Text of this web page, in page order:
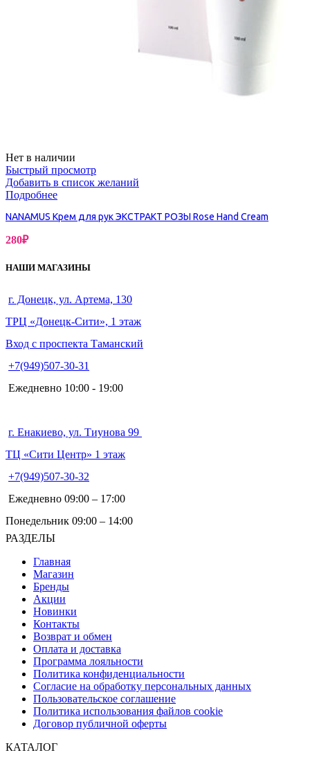
Нет в наличии
Быстрый просмотр
Добавить в список желаний
Подробнее
NANAMUS Крем для рук ЭКСТРАКТ РОЗЫ Rose Hand Cream
280₽
НАШИ МАГАЗИНЫ
г. Донецк, ул. Артема, 130
ТРЦ «Донецк-Сити», 1 этаж
Вход с проспекта Таманский
+7(949)507-30-31
Ежедневно 10:00 - 19:00
г. Енакиево, ул. Тиунова 99
ТЦ «Сити Центр» 1 этаж
+7(949)507-30-32
Ежедневно 09:00 – 17:00
Понедельник 09:00 – 14:00
РАЗДЕЛЫ
Главная
Магазин
Бренды
Акции
Новинки
Контакты
Возврат и обмен
Оплата и доставка
Программа лояльности
Политика конфиденциальности
Согласие на обработку персональных данных
Пользовательское соглашение
Политика использования файлов cookie
Договор публичной оферты
КАТАЛОГ